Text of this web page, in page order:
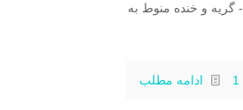
خصوصیات گریه به عنوان نمونه از نظر قرآنخصوصیات گریه به عنوان نمونه از نظر قرآن:۱- گریه و خنده منوط به
1 ادامه مطلب